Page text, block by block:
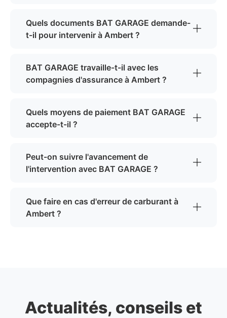
Quels documents BAT GARAGE demande-
t-il pour intervenir à Ambert ?
BAT GARAGE travaille-t-il avec les
compagnies d'assurance à Ambert ?
Quels moyens de paiement BAT GARAGE
accepte-t-il ?
Peut-on suivre l'avancement de
l'intervention avec BAT GARAGE ?
Que faire en cas d'erreur de carburant à
Ambert ?
Actualités, conseils et